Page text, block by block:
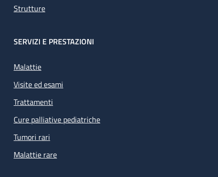
Strutture
SERVIZI E PRESTAZIONI
Malattie
Visite ed esami
Trattamenti
Cure palliative pediatriche
Tumori rari
Malattie rare